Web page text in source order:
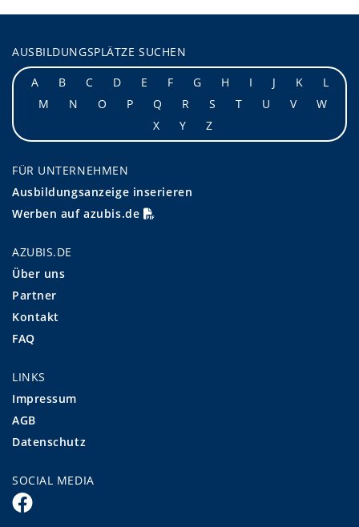
AUSBILDUNGSPLÄTZE SUCHEN
A
B C D E F G H I J K
L
M
N O P Q R S T U V
W
X
Y Z
FÜR UNTERNEHMEN
Ausbildungsanzeige inserieren
Werben auf azubis.de
AZUBIS.DE
Über uns
Partner
Kontakt
FAQ
LINKS
Impressum
AGB
Datenschutz
SOCIAL MEDIA